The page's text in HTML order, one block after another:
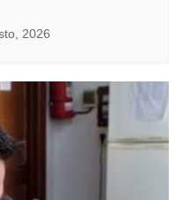
2026